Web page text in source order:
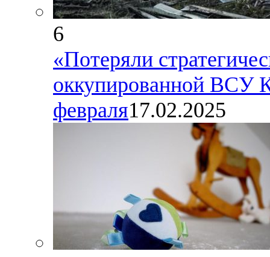
6
«Потеряли
оккупированной ВСУ
февраля17.02.2025